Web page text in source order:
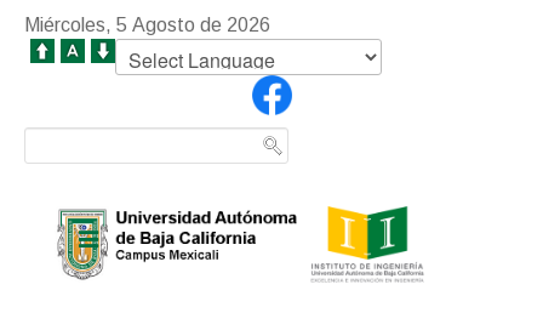
Miércoles, 5 Agosto de 2026